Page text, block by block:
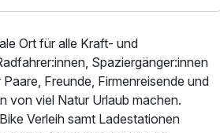
Ort für alle Kraft- und
Spaziergänger:innen
Freunde, Firmenreisende und
von viel Natur Urlaub machen.
Verleih samt Ladestationen